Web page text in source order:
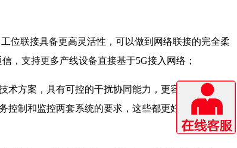
位联接具备更高灵活性，可以做到网络联接的完全柔
，支持更多产线设备直接基于5G接入网络；
方案，具有可控的干扰协同能力，更容易实现无人
制和监控两套系统的要求，这些都更好的适配了无